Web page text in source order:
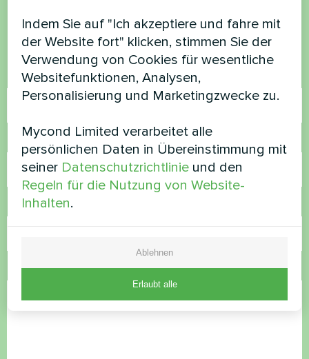
Kontaktieren Sie uns und wir werden Ihnen
helfen
Name
Rufnummer
E-Mail
Kommentar
Indem Sie auf "Ich akzeptiere und fahre mit
der Website fort" klicken, stimmen Sie der
Verwendung von Cookies für wesentliche
Websitefunktionen, Analysen,
Personalisierung und Marketingzwecke zu.
Mycond Limited verarbeitet alle
persönlichen Daten in Übereinstimmung mit
seiner Datenschutzrichtlinie und den
Regeln für die Nutzung von Website-
Inhalten.
Ablehnen
Erlaubt alle